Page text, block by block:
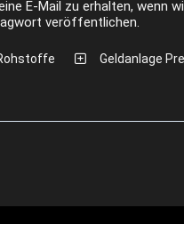
E-Mail zu erhalten, wenn
veröffentlichen.
Geldanlage